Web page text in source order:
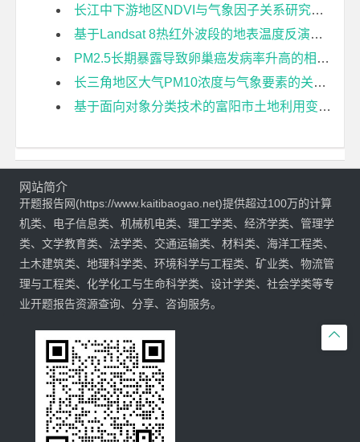
长江中下游地区NDVI与气象因子关系研究开题报告
基于Landsat 8热红外波段的地表温度反演方法比较研究开题报告
PM2.5长期暴露导致卵巢癌发病率升高的相对风险及城乡差异——以胡焕庸线东南半部地区为例开题报告
长三角地区大气PM10浓度与气象要素的关联度分析开题报告
基于面向对象分类技术的富阳市土地利用变化检测开题报告

网站简介
开题报告网(https://www.kaitibaogao.net)提供超过100万的计算
机类、电子信息类、机械机电类、理工学类、经济学类、管理学
类、文学教育类、法学类、交通运输类、材料类、海洋工程类、
土木建筑类、地理科学类、环境科学与工程类、矿业类、物流管
理与工程类、化学化工与生命科学类、设计学类、社会学类等专
业开题报告资源查询、分享、咨询服务。